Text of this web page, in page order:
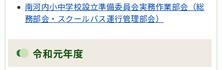
南河内小中学校設立準備委員会実務作業部会（総
務部会・スクールバス運行管理部会）
令和元年度